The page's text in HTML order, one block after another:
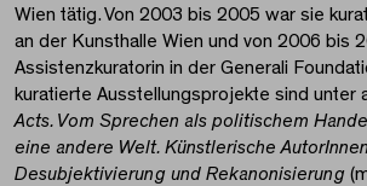
Wien tätig. Von 2003 bis 2005 war sie
an der Kunsthalle Wien und von 2006 bis
Assistenzkuratorin in der Generali
kuratierte Ausstellungsprojekte sind unter
Acts. Vom Sprechen als politischem
eine andere Welt. Künstlerische
Desubjektivierung und Rekanonisierung